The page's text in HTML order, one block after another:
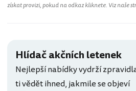
získat provizi, pokud na odkaz kliknete. Viz naše
Hlídač akčních letenek
Nejlepší nabídky vydrží
ti vědět ihned, jakmile se objeví